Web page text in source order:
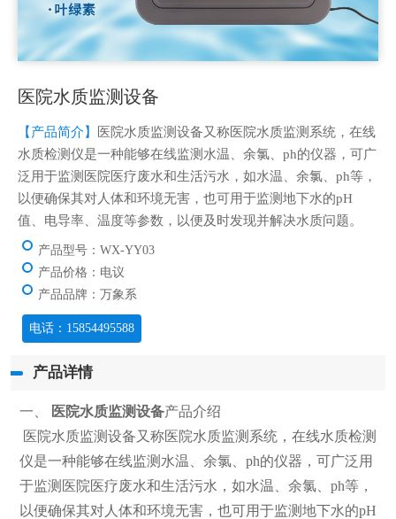
医院水质监测设备
【产品简介】
医院水质监测设备又称医院水质监测系统，在线
水质检测仪是一种能够在线监测水温、余氯、ph的仪器，可广
泛用于监测医院医疗废水和生活污水，如水温、余氯、ph等，
以便确保其对人体和环境无害，也可用于监测地下水的pH
值、电导率、温度等参数，以便及时发现并解决水质问题。
产品型号：WX-YY03
产品价格：电议
产品品牌：万象系
电话：15854495588
产品详情
一、 医院水质监测设备产品介绍
医院水质监测设备又称医院水质监测系统，在线水质检测
仪是一种能够在线监测水温、余氯、ph的仪器，可广泛用
于监测医院医疗废水和生活污水，如水温、余氯、ph等，
以便确保其对人体和环境无害，也可用于监测地下水的pH